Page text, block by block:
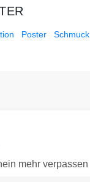
Poster Schmuck
mehr verpassen